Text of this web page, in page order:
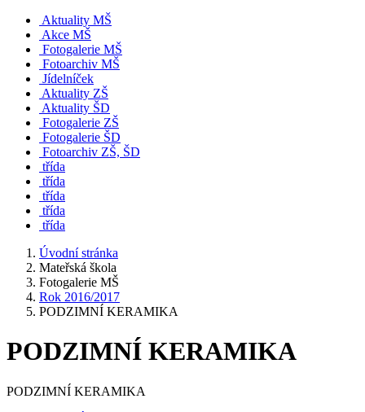
Aktuality MŠ
Akce MŠ
Fotogalerie MŠ
Fotoarchiv MŠ
Jídelníček
Aktuality ZŠ
Aktuality ŠD
Fotogalerie ZŠ
Fotogalerie ŠD
Fotoarchiv ZŠ, ŠD
třída
třída
třída
třída
třída
Úvodní stránka
Mateřská škola
Fotogalerie MŠ
Rok 2016/2017
PODZIMNÍ KERAMIKA
PODZIMNÍ KERAMIKA
PODZIMNÍ KERAMIKA